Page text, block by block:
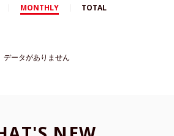
MONTHLY TOTAL
データがありません